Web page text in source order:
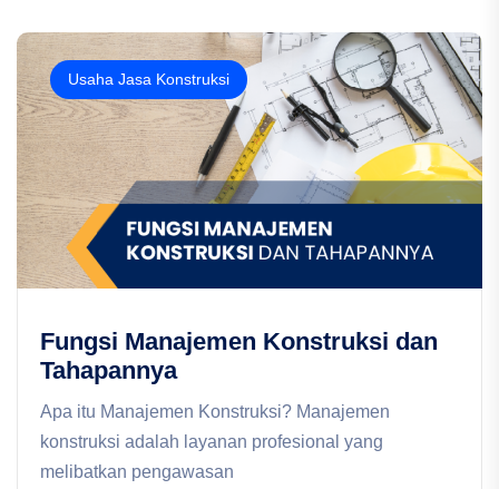
Usaha Jasa Konstruksi
Fungsi Manajemen Konstruksi dan
Tahapannya
Apa itu Manajemen Konstruksi? Manajemen
konstruksi adalah layanan profesional yang
melibatkan pengawasan